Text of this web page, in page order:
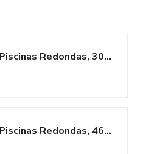
Liner para Piscinas Redondas, 300 x 120 cm (Largo x Alto), Sistema...
Liner para Piscinas Redondas, 460 x 120 cm (Largo x Alto), Sistema...